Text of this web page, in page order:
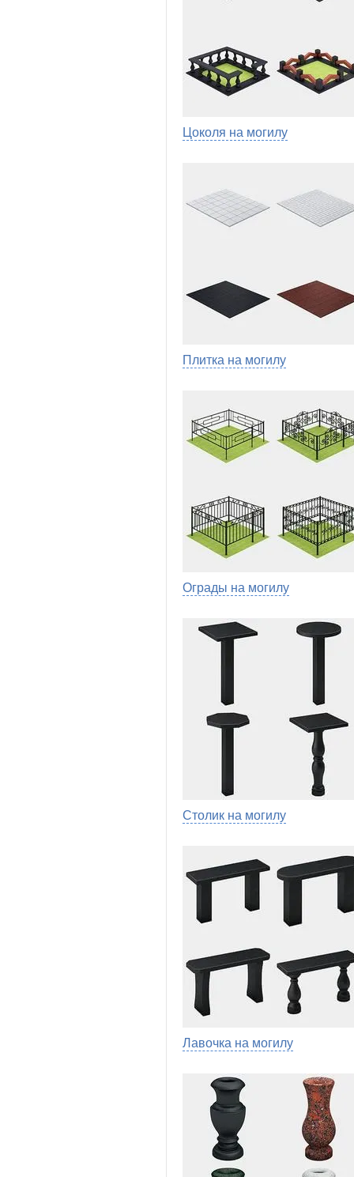
Цоколя на могилу
Плитка на могилу
Ограды на могилу
Столик на могилу
Лавочка на могилу